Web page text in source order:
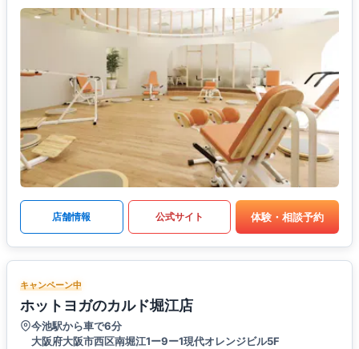
店舗情報 公式サイト 体験・相談予約
キャンペーン中
ホットヨガのカルド堀江店
今池駅から車で6分
大阪府大阪市西区南堀江1ー9ー1現代オレンジビル5F